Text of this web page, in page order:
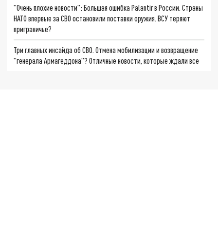
"Очень плохие новости": Большая ошибка Palantir в России. Страны
НАТО впервые за СВО остановили поставки оружия. ВСУ теряют
приграничье?
Три главных инсайда об СВО. Отмена мобилизации и возвращение
"генерала Армагеддона"? Отличные новости, которые ждали все